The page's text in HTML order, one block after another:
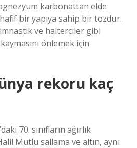
karbonattan elde
bir yapıya sahip bir tozdur.
ve halterciler gibi
önlemek için
rekoru kaç
70. sınıfların ağırlık
Mutlu sallama ve altın, aynı